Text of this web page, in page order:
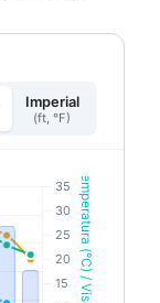
Imperial
(ft, °F)